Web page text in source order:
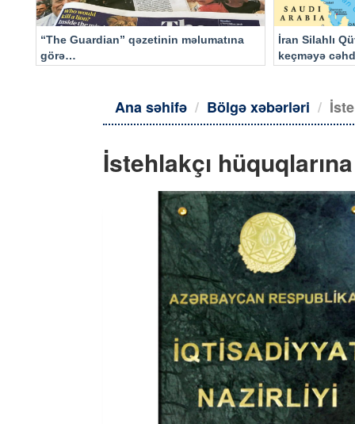
“The Guardian” qəzetinin məlumatına
görə…
İran Silahlı
keçməyə
Ana səhifə Bölgə xəbərləri
İstehlakçı